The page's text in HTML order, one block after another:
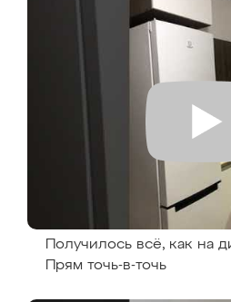
Получилось всё, как на
Прям точь-в-точь